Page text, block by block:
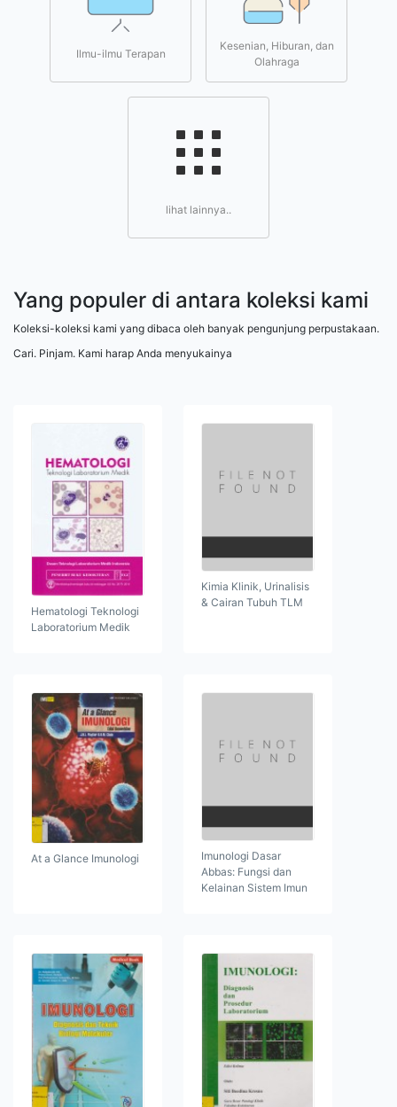
Ilmu-ilmu Terapan
Kesenian, Hiburan, dan
Olahraga
lihat lainnya..
Yang populer di antara koleksi kami
Koleksi-koleksi kami yang dibaca oleh banyak pengunjung perpustakaan.
Cari. Pinjam. Kami harap Anda menyukainya
Hematologi Teknologi
Laboratorium Medik
Kimia Klinik, Urinalisis
& Cairan Tubuh TLM
At a Glance Imunologi
Imunologi Dasar
Abbas: Fungsi dan
Kelainan Sistem Imun